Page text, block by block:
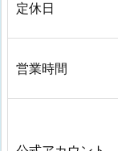
定休日
営業時間